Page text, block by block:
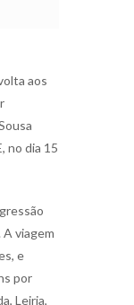
aos
no dia 15
viagem
e
por
Leiria,